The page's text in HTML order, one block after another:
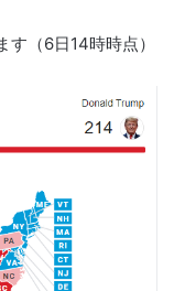
（6日14時時点）